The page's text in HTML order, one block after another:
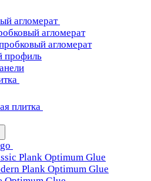
агломерат
агломерат
агломерат
профиль
плитка
Plank Optimum Glue
Plank Optimum Glue